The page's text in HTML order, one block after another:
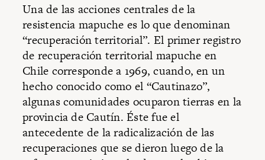
Una de las acciones centrales de la
resistencia mapuche es lo que denominan
“recuperación territorial”. El primer registro
de recuperación territorial mapuche en
Chile corresponde a 1969, cuando, en un
hecho conocido como el “Cautinazo”,
algunas comunidades ocuparon tierras en la
provincia de Cautín. Éste fue el
antecedente de la radicalización de las
recuperaciones que se dieron luego de la